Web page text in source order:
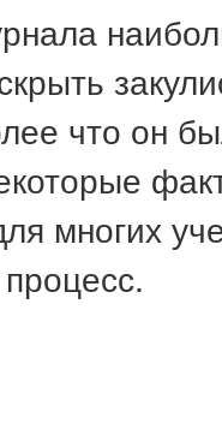
что он
многих